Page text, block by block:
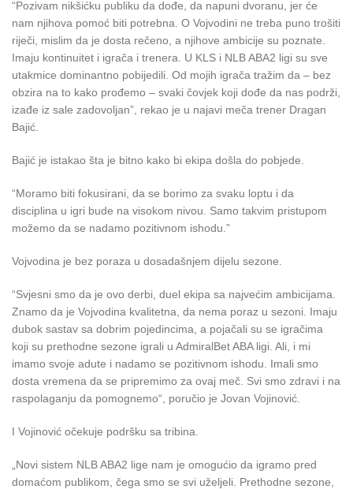
“Pozivam nikšićku publiku da dođe, da napuni dvoranu, jer će
nam njihova pomoć biti potrebna. O Vojvodini ne treba puno trošiti
riječi, mislim da je dosta rečeno, a njihove ambicije su poznate.
Imaju kontinuitet i igrača i trenera. U KLS i NLB ABA2 ligi su sve
utakmice dominantno pobijedili. Od mojih igrača tražim da – bez
obzira na to kako prođemo – svaki čovjek koji dođe da nas podrži,
izađe iz sale zadovoljan”, rekao je u najavi meča trener Dragan
Bajić.
Bajić je istakao šta je bitno kako bi ekipa došla do pobjede.
“Moramo biti fokusirani, da se borimo za svaku loptu i da
disciplina u igri bude na visokom nivou. Samo takvim pristupom
možemo da se nadamo pozitivnom ishodu.”
Vojvodina je bez poraza u dosadašnjem dijelu sezone.
“Svjesni smo da je ovo derbi, duel ekipa sa najvećim ambicijama.
Znamo da je Vojvodina kvalitetna, da nema poraz u sezoni. Imaju
dubok sastav sa dobrim pojedincima, a pojačali su se igračima
koji su prethodne sezone igrali u AdmiralBet ABA ligi. Ali, i mi
imamo svoje adute i nadamo se pozitivnom ishodu. Imali smo
dosta vremena da se pripremimo za ovaj meč. Svi smo zdravi i na
raspolaganju da pomognemo“, poručio je Jovan Vojinović.
I Vojinović očekuje podršku sa tribina.
„Novi sistem NLB ABA2 lige nam je omogućio da igramo pred
domaćom publikom, čega smo se svi uželjeli. Prethodne sezone,